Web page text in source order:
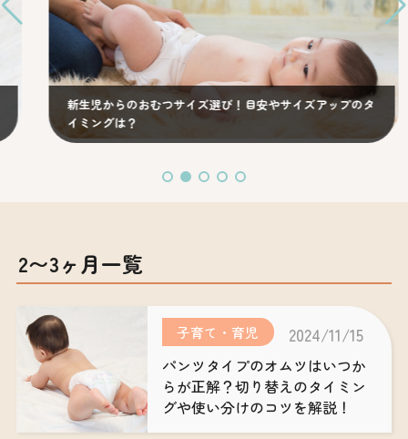
新生児からのおむつサイズ選び！目安やサイズアップのタ
イミングは？
2〜3ヶ月一覧
子育て・育児 2024/11/15
パンツタイプのオムツはいつか
らが正解？切り替えのタイミン
グや使い分けのコツを解説！